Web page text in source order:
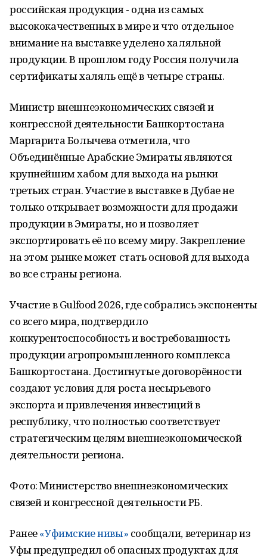
российская продукция - одна из самых
высококачественных в мире и что отдельное
внимание на выставке уделено халяльной
продукции. В прошлом году Россия получила
сертификаты халяль ещё в четыре страны.
Министр внешнеэкономических связей и
конгрессной деятельности Башкортостана
Маргарита Болычева отметила, что
Объединённые Арабские Эмираты являются
крупнейшим хабом для выхода на рынки
третьих стран. Участие в выставке в Дубае не
только открывает возможности для продажи
продукции в Эмираты, но и позволяет
экспортировать её по всему миру. Закрепление
на этом рынке может стать основой для выхода
во все страны региона.
Участие в Gulfood 2026, где собрались экспоненты
со всего мира, подтвердило
конкурентоспособность и востребованность
продукции агропромышленного комплекса
Башкортостана. Достигнутые договорённости
создают условия для роста несырьевого
экспорта и привлечения инвестиций в
республику, что полностью соответствует
стратегическим целям внешнеэкономической
деятельности региона.
Фото: Министерство внешнеэкономических
связей и конгрессной деятельности РБ.
Ранее«Уфимские нивы» сообщали, ветеринар из
Уфы предупредил об опасных продуктах для